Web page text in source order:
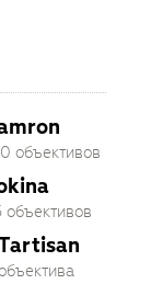
объективов
объективов